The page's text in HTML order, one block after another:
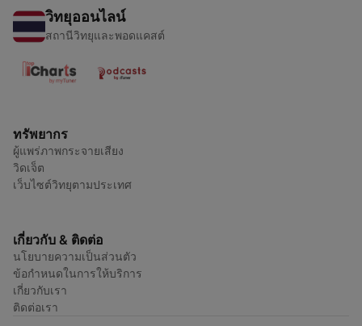
วิทยุออนไลน์
สถานีวิทยุและพอดแคสต์
ทรัพยากร
ผู้แพร่ภาพกระจายเสียง
วิดเจ็ต
เว็บไซต์วิทยุตามประเทศ
เกี่ยวกับ & ติดต่อ
นโยบายความเป็นส่วนตัว
ข้อกำหนดในการให้บริการ
เกี่ยวกับเรา
ติดต่อเรา